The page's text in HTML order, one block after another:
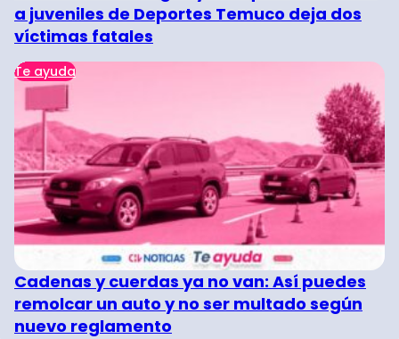
a juveniles de Deportes Temuco deja dos
víctimas fatales
Te ayuda
Cadenas y cuerdas ya no van: Así puedes
remolcar un auto y no ser multado según
nuevo reglamento